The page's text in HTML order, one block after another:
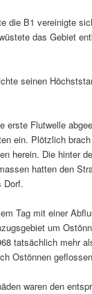
die B1 vereinigte
das Gebiet
seinen
erste Flutwelle
ein. Plötzlich
herein. Die hinter
hatten den
Dorf.
Tag mit einer
um
tatsächlich mehr
Ostönnen
waren den